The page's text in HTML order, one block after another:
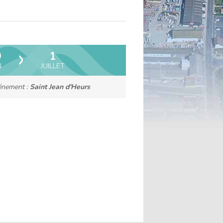
textetexte
contenu
1
JUILLET
: Saint Jean d'Heurs